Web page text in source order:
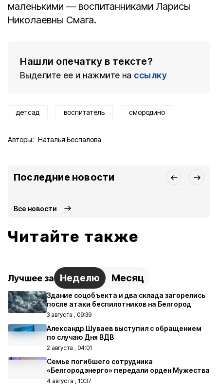
маленькими — воспитанниками Ларисы
Николаевны Смага.
Нашли опечатку в тексте?
Выделите ее и нажмите на ссылку
детсад воспитатель смородино
Авторы: Наталья Беспалова
Последние новости
Все новости
Читайте также
Лучшее за Неделю Месяц
Здание соцобъекта и два склада загорелись
после атаки беспилотников на Белгород
3 августа , 09:39
Александр Шуваев выступил с обращением
по случаю Дня ВДВ
2 августа , 04:01
Семье погибшего сотрудника
«Белгородэнерго» передали орден Мужества
4 августа , 10:37